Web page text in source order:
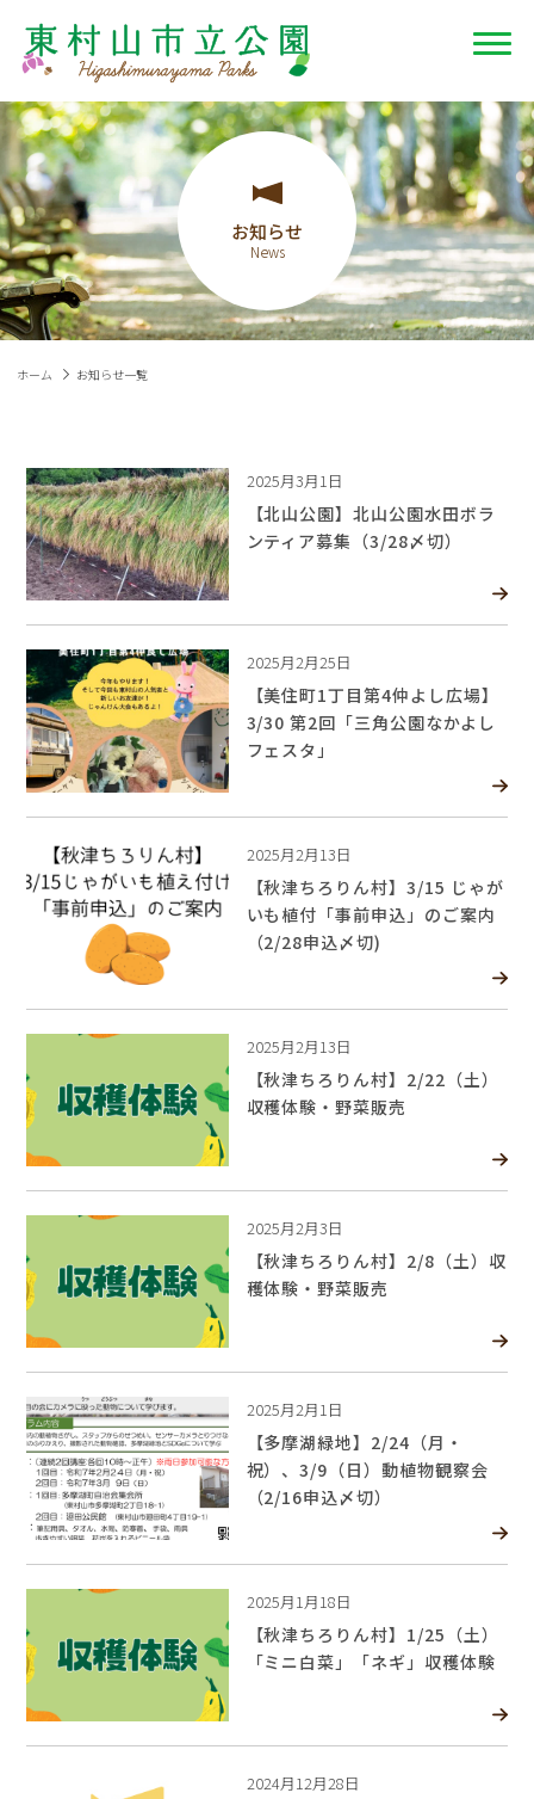
お知らせ
ホーム お知らせ一覧
2025月3月1日
【北山公園】北山公園水田ボラ
ンティア募集（3/28〆切）
2025月2月25日
【美住町1丁目第4仲よし広場】
3/30 第2回「三角公園なかよし
フェスタ」
2025月2月13日
【秋津ちろりん村】3/15 じゃが
いも植付「事前申込」のご案内
（2/28申込〆切)
2025月2月13日
【秋津ちろりん村】2/22（土）
収穫体験・野菜販売
2025月2月3日
【秋津ちろりん村】2/8（土）収
穫体験・野菜販売
2025月2月1日
【多摩湖緑地】2/24（月・
祝）、3/9（日）動植物観察会
（2/16申込〆切）
2025月1月18日
【秋津ちろりん村】1/25（土）
「ミニ白菜」「ネギ」収穫体験
2024月12月28日